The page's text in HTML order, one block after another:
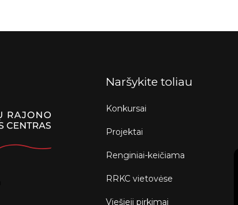
Naršykite toliau
Konkursai
Projektai
Renginiai-keičiama
RRKC vietovėse
Viešieji pirkimai